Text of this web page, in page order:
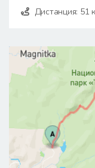
Дистанция: 51